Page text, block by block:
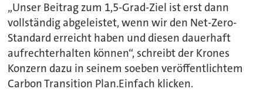
„Unser Beitrag zum 1,5-Grad-Ziel ist erst dann
vollständig abgeleistet, wenn wir den Net-Zero-
Standard erreicht haben und diesen dauerhaft
aufrechterhalten können“, schreibt der Krones
Konzern dazu in seinem soeben veröffentlichtem
Carbon Transition Plan.Einfach klicken.